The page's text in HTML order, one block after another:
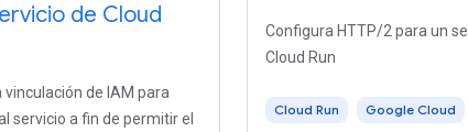
de Cloud
vinculación de IAM para
servicio a fin de permitir el
Configura HTTP/2 para un
Cloud Run
Cloud Run Google Cloud